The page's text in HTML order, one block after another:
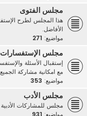
مجلس الفتوى
هذا المجلس لطرح
الأفاضل.
مواضيع: 271
مجلس الإستفسارات
إستقبال الأسئلة
مع امكانية مشاركة
مواضيع: 353
مجلس الأدب
مجلس للمشاركات
مواضيع: 931